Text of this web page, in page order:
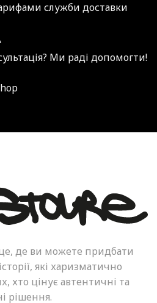
служби доставки
Ми раді допомогти!
де ви можете придбати
які харизматично
хто цінує автентичні та
рішення.